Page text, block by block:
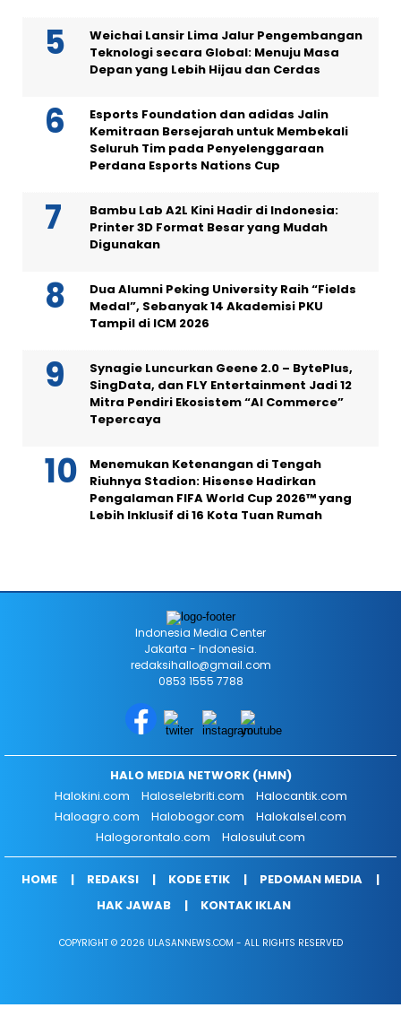
Weichai Lansir Lima Jalur Pengembangan
Teknologi secara Global: Menuju Masa
Depan yang Lebih Hijau dan Cerdas
Esports Foundation dan adidas Jalin
Kemitraan Bersejarah untuk Membekali
Seluruh Tim pada Penyelenggaraan
Perdana Esports Nations Cup
Bambu Lab A2L Kini Hadir di Indonesia:
Printer 3D Format Besar yang Mudah
Digunakan
Dua Alumni Peking University Raih “Fields
Medal”, Sebanyak 14 Akademisi PKU
Tampil di ICM 2026
Synagie Luncurkan Geene 2.0 – BytePlus,
SingData, dan FLY Entertainment Jadi 12
Mitra Pendiri Ekosistem “AI Commerce”
Tepercaya
Menemukan Ketenangan di Tengah
Riuhnya Stadion: Hisense Hadirkan
Pengalaman FIFA World Cup 2026™ yang
Lebih Inklusif di 16 Kota Tuan Rumah
Indonesia Media Center
Jakarta - Indonesia.
redaksihallo@gmail.com
0853 1555 7788
HALO MEDIA NETWORK (HMN)
Halokini.com
Haloselebriti.com
Halocantik.com
Haloagro.com
Halobogor.com
Halokalsel.com
Halogorontalo.com
Halosulut.com
HOME REDAKSI KODE ETIK
PEDOMAN MEDIA
HAK JAWAB
KONTAK IKLAN
COPYRIGHT © 2026 ULASANNEWS.COM - ALL RIGHTS RESERVED